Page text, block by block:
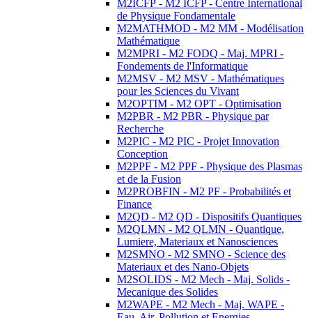
M2ICFP - M2 ICFP - Centre International
de Physique Fondamentale
M2MATHMOD - M2 MM - Modélisation
Mathématique
M2MPRI - M2 FODQ - Maj. MPRI -
Fondements de l'Informatique
M2MSV - M2 MSV - Mathématiques
pour les Sciences du Vivant
M2OPTIM - M2 OPT - Optimisation
M2PBR - M2 PBR - Physique par
Recherche
M2PIC - M2 PIC - Projet Innovation
Conception
M2PPF - M2 PPF - Physique des Plasmas
et de la Fusion
M2PROBFIN - M2 PF - Probabilités et
Finance
M2QD - M2 QD - Dispositifs Quantiques
M2QLMN - M2 QLMN - Quantique,
Lumiere, Materiaux et Nanosciences
M2SMNO - M2 SMNO - Science des
Materiaux et des Nano-Objets
M2SOLIDS - M2 Mech - Maj. Solids -
Mecanique des Solides
M2WAPE - M2 Mech - Maj. WAPE -